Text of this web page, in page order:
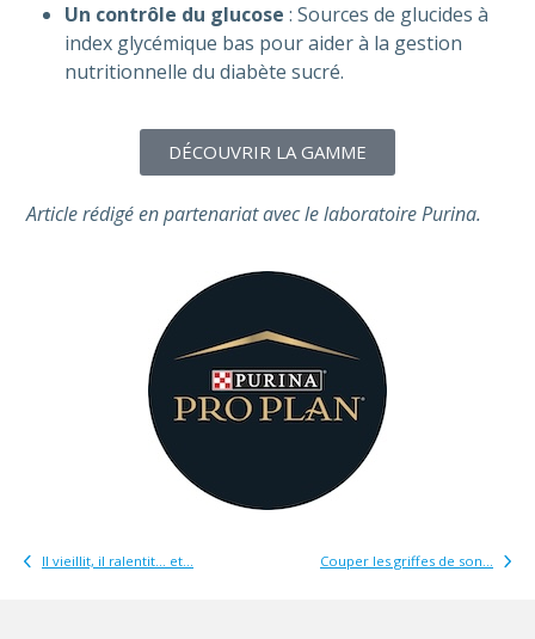
Un contrôle du glucose : Sources de glucides à
index glycémique bas pour aider à la gestion
nutritionnelle du diabète sucré.
DÉCOUVRIR LA GAMME
Article rédigé en partenariat avec le laboratoire Purina.
Il vieillit, il ralentit… et... Couper les griffes de son...